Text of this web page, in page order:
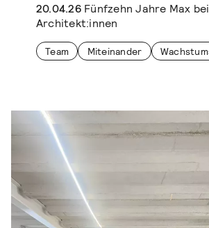
20.04.26Fünfzehn Jahre Max
Architekt:innen
Team Miteinander